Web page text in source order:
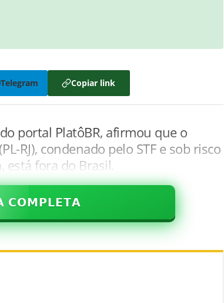
Telegram Copiar link
portal PlatôBR, afirmou que o
RJ), condenado pelo STF e sob risco
fora do Brasil.
𝗖𝗢𝗠𝗣𝗟𝗘𝗧𝗔